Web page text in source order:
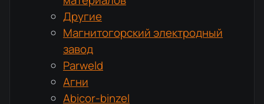
Другие
Магнитогорский электродный
завод
Parweld
Агни
Abicor-binzel